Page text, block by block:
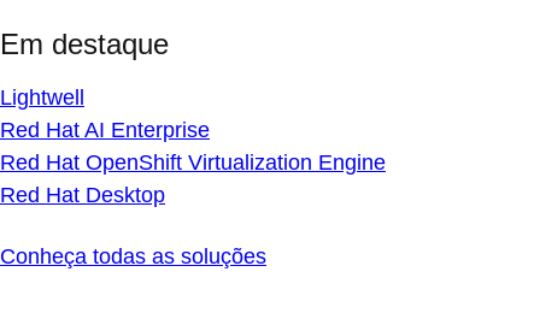
Em destaque
Lightwell
Red Hat AI Enterprise
Red Hat OpenShift Virtualization Engine
Red Hat Desktop
Conheça todas as soluções